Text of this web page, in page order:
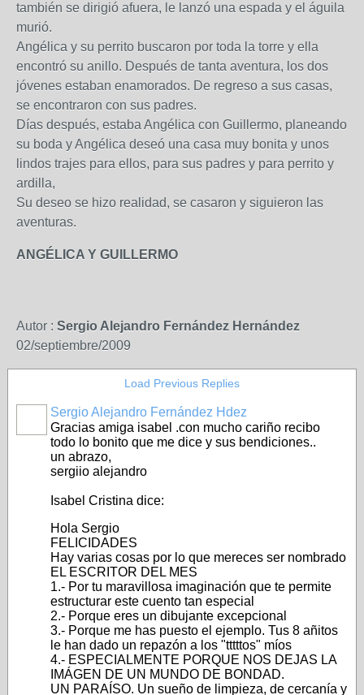
también se dirigió afuera, le lanzó una espada y el águila
murió.
Angélica y su perrito buscaron por toda la torre y ella
encontró su anillo. Después de tanta aventura, los dos
jóvenes estaban enamorados. De regreso a sus casas,
se encontraron con sus padres.
Días después, estaba Angélica con Guillermo, planeando
su boda y Angélica deseó una casa muy bonita y unos
lindos trajes para ellos, para sus padres y para perrito y
ardilla,
Su deseo se hizo realidad, se casaron y siguieron las
aventuras.
ANGÉLICA Y GUILLERMO
Autor : Sergio Alejandro Fernández Hernández
02/septiembre/2009
Load Previous Replies
Sergio Alejandro Fernández Hdez
Gracias amiga isabel .con mucho cariño recibo
todo lo bonito que me dice y sus bendiciones..
un abrazo,
sergiio alejandro
Isabel Cristina dice:
Hola Sergio
FELICIDADES
Hay varias cosas por lo que mereces ser nombrado
EL ESCRITOR DEL MES
1.- Por tu maravillosa imaginación que te permite
estructurar este cuento tan especial
2.- Porque eres un dibujante excepcional
3.- Porque me has puesto el ejemplo. Tus 8 añitos
le han dado un repazón a los "tttttos" míos
4.- ESPECIALMENTE PORQUE NOS DEJAS LA
IMÁGEN DE UN MUNDO DE BONDAD.
UN PARAÍSO. Un sueño de limpieza, de cercanía y